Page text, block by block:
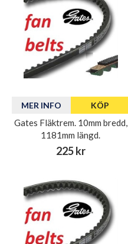
MER INFO KÖP
Gates Fläktrem. 10mm bredd,
1181mm längd.
225 kr